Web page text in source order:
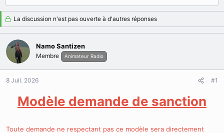
i
i
a
e
u
r
d
l
a
t
e
d
e
d
é
b
u
La discussion n'est pas ouverte à d'autres réponses
Namo Santizen
Membre Animateur Radio
8 Juil. 2026 #1
Modèle demande de sanction
Toute demande ne respectant pas ce modèle sera directement